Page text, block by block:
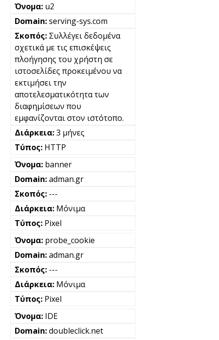
u2
serving-sys.com
Συλλέγει δεδομένα
σχετικά με τις επισκέψεις
πλοήγησης του χρήστη σε
ιστοσελίδες προκειμένου να
εκτιμήσει την
αποτελεσματικότητα των
διαφημίσεων που
εμφανίζονται στον ιστότοπο.
3 μήνες
HTTP
banner
adman.gr
---
Μόνιμα
Pixel
probe_cookie
adman.gr
---
Μόνιμα
Pixel
IDE
doubleclick.net